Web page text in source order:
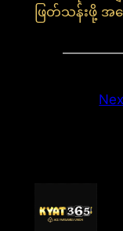
ဖြတ်သန်းဖို့ အ